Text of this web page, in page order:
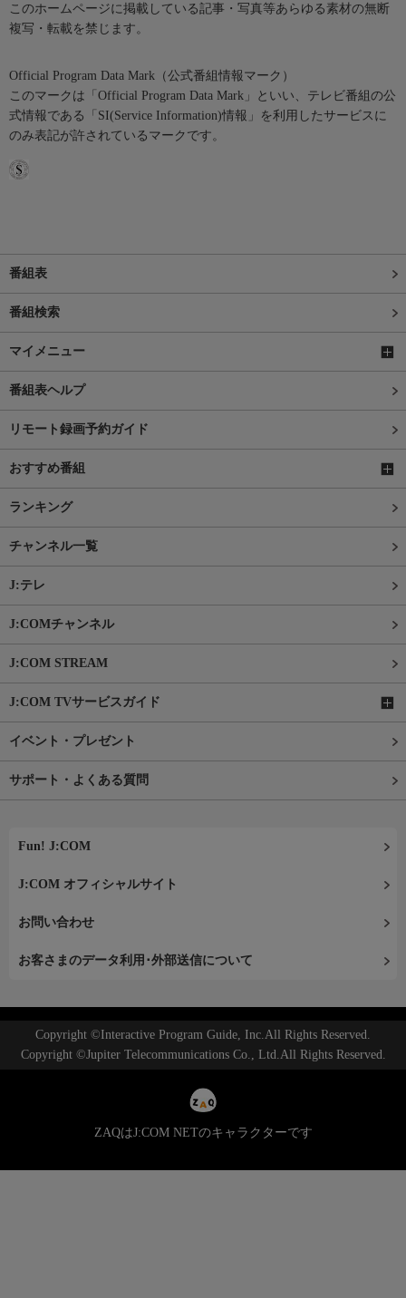
このホームページに掲載している記事・写真等あらゆる素材の無断
複写・転載を禁じます。
Official Program Data Mark（公式番組情報マーク）
このマークは「Official Program Data Mark」といい、テレビ番組の公
式情報である「SI(Service Information)情報」を利用したサービスに
のみ表記が許されているマークです。
番組表
番組検索
マイメニュー
番組表ヘルプ
リモート録画予約ガイド
おすすめ番組
ランキング
チャンネル一覧
J:テレ
J:COMチャンネル
J:COM STREAM
J:COM TVサービスガイド
イベント・プレゼント
サポート・よくある質問
Fun! J:COM
J:COM オフィシャルサイト
お問い合わせ
お客さまのデータ利用･外部送信について
Copyright ©Interactive Program Guide, Inc.All Rights Reserved.
Copyright ©Jupiter Telecommunications Co., Ltd.All Rights Reserved.
ZAQはJ:COM NETのキャラクターです